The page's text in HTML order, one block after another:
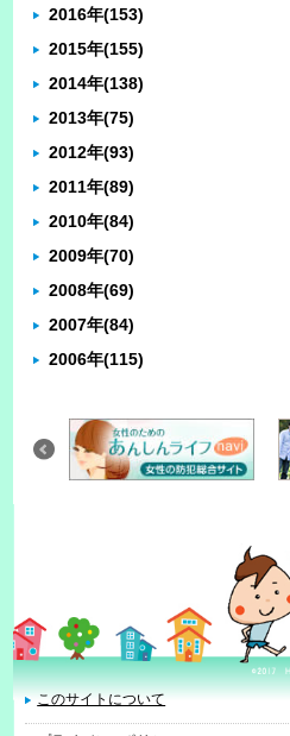
2016年(153)
2015年(155)
2014年(138)
2013年(75)
2012年(93)
2011年(89)
2010年(84)
2009年(70)
2008年(69)
2007年(84)
2006年(115)
このサイトについて